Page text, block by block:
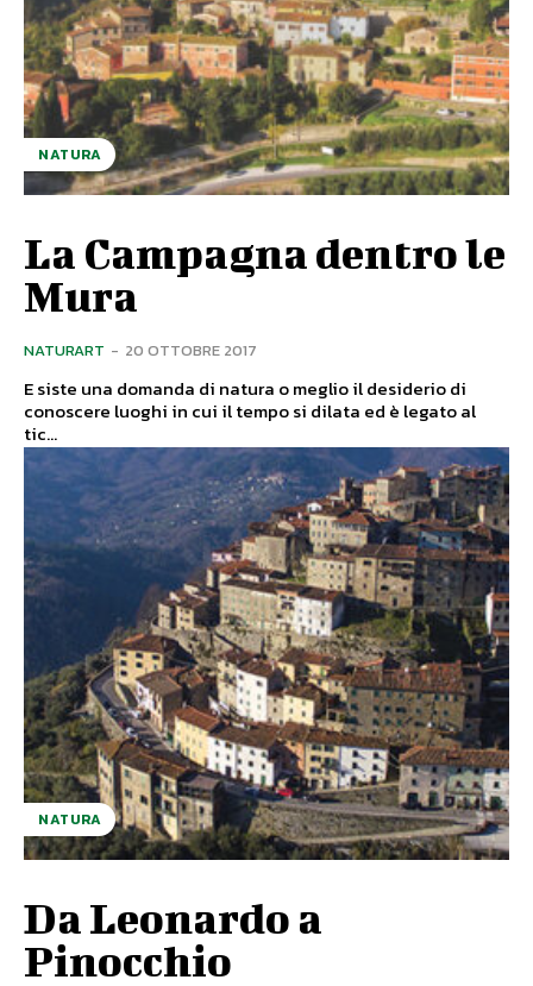
NATURA
La Campagna dentro le
Mura
NATURART - 20 OTTOBRE 2017
E siste una domanda di natura o meglio il desiderio di
conoscere luoghi in cui il tempo si dilata ed è legato al
tic...
NATURA
Da Leonardo a
Pinocchio